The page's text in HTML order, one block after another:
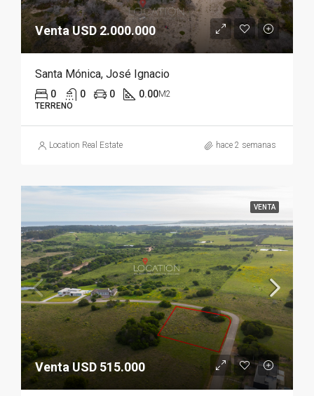
Venta USD 2.000.000
Santa Mónica, José Ignacio
0 0 0 0.00M2
TERRENO
Location Real Estate hace 2 semanas
VENTA
Venta USD 515.000